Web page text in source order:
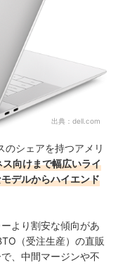
in-1ノートパソコン｜
パソコン｜DC16255
出典： dell.com
のシェアを持つアメリ
向けまで幅広いライ
デルからハイエンド
より割安な傾向があ
（受注生産）の直販
、中間マージンや不